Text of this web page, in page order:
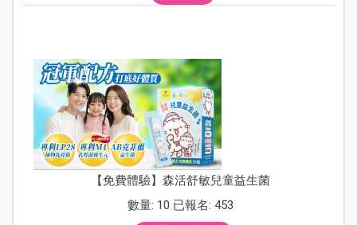
【免費體驗】森活舒敏兒童益生菌
數量: 10 已報名: 453